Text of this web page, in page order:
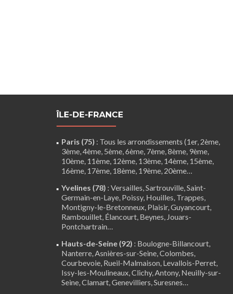
ÎLE-DE-FRANCE
Paris (75) : Tous les arrondissements (1er, 2ème,
3ème, 4ème, 5ème, 6ème, 7ème, 8ème, 9ème,
10ème, 11ème, 12ème, 13ème, 14ème, 15ème,
16ème, 17ème, 18ème, 19ème, 20ème…
Yvelines (78) : Versailles,Sartrouville,Saint-
Germain-en-Laye, Poissy, Houilles, Trappes,
Montigny-le-Bretonneux, Plaisir,Guyancourt,
Rambouillet, Élancourt, Beynes, Jouars-
Pontchartrain…
Hauts-de-Seine (92) : Boulogne-Billancourt,
Nanterre, Asnières-sur-Seine, Colombes,
Courbevoie, Rueil-Malmaison, Levallois-Perret,
Issy-les-Moulineaux, Clichy, Antony, Neuilly-sur-
Seine,Clamart, Genevilliers, Suresnes…